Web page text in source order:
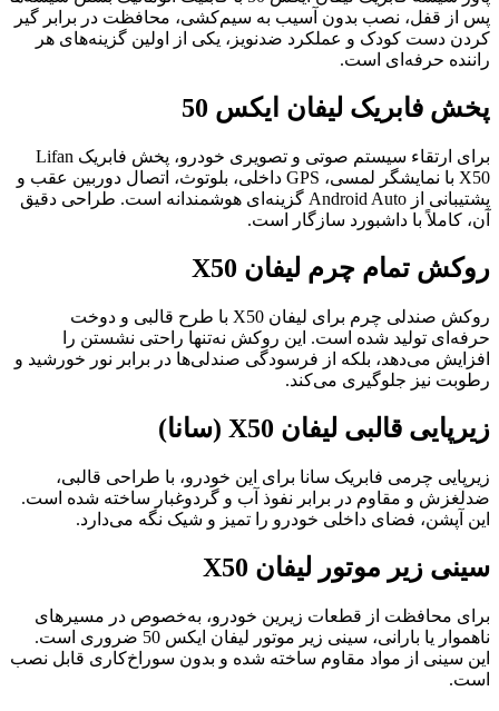
پس از قفل، نصب بدون آسیب به سیم‌کشی، محافظت در برابر گیر
کردن دست کودک و عملکرد ضدنویز، یکی از اولین گزینه‌های هر
راننده حرفه‌ای است.
پخش فابریک لیفان ایکس 50
برای ارتقاء سیستم صوتی و تصویری خودرو، پخش فابریک Lifan
X50 با نمایشگر لمسی، GPS داخلی، بلوتوث، اتصال دوربین عقب و
پشتیبانی از Android Auto گزینه‌ای هوشمندانه است. طراحی دقیق
آن، کاملاً با داشبورد سازگار است.
روکش تمام چرم لیفان X50
روکش صندلی چرم برای لیفان X50 با طرح قالبی و دوخت
حرفه‌ای تولید شده است. این روکش نه‌تنها راحتی نشستن را
افزایش می‌دهد، بلکه از فرسودگی صندلی‌ها در برابر نور خورشید و
رطوبت نیز جلوگیری می‌کند.
زیرپایی قالبی لیفان X50 (سانا)
زیرپایی چرمی فابریک سانا برای این خودرو، با طراحی قالبی،
ضدلغزش و مقاوم در برابر نفوذ آب و گردوغبار ساخته شده است.
این آپشن، فضای داخلی خودرو را تمیز و شیک نگه می‌دارد.
سینی زیر موتور لیفان X50
برای محافظت از قطعات زیرین خودرو، به‌خصوص در مسیرهای
ناهموار یا بارانی، سینی زیر موتور لیفان ایکس 50 ضروری است.
این سینی از مواد مقاوم ساخته شده و بدون سوراخ‌کاری قابل نصب
است.